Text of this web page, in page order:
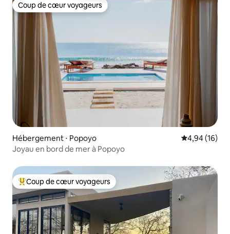
Coup de cœur voyageurs
Coup de cœur voyageurs
Hébergement ⋅ Popoyo Évaluation
4,94 (16)
Joyau en bord de mer à Popoyo
Coups de cœur voyageurs les plus appréciés
Coup de cœur voyageurs